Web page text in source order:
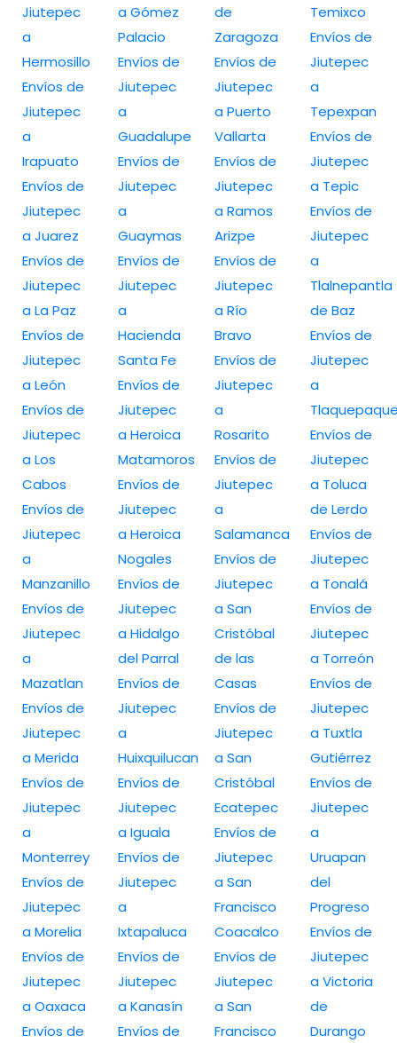
Jiutepec
a
Hermosillo
Envíos de
Jiutepec
a
Irapuato
Envíos de
Jiutepec
a Juarez
Envíos de
Jiutepec
a La Paz
Envíos de
Jiutepec
a León
Envíos de
Jiutepec
a Los
Cabos
Envíos de
Jiutepec
a
Manzanillo
Envíos de
Jiutepec
a
Mazatlan
Envíos de
Jiutepec
a Merida
Envíos de
Jiutepec
a
Monterrey
Envíos de
Jiutepec
a Morelia
Envíos de
Jiutepec
a Oaxaca
Envíos de
a Gómez
Palacio
Envíos de
Jiutepec
a
Guadalupe
Envíos de
Jiutepec
a
Guaymas
Envíos de
Jiutepec
a
Hacienda
Santa Fe
Envíos de
Jiutepec
a Heroica
Matamoros
Envíos de
Jiutepec
a Heroica
Nogales
Envíos de
Jiutepec
a Hidalgo
del Parral
Envíos de
Jiutepec
a
Huixquilucan
Envíos de
Jiutepec
a Iguala
Envíos de
Jiutepec
a
Ixtapaluca
Envíos de
Jiutepec
a Kanasín
Envíos de
de
Zaragoza
Envíos de
Jiutepec
a Puerto
Vallarta
Envíos de
Jiutepec
a Ramos
Arizpe
Envíos de
Jiutepec
a Río
Bravo
Envíos de
Jiutepec
a
Rosarito
Envíos de
Jiutepec
a
Salamanca
Envíos de
Jiutepec
a San
Cristóbal
de las
Casas
Envíos de
Jiutepec
a San
Cristóbal
Ecatepec
Envíos de
Jiutepec
a San
Francisco
Coacalco
Envíos de
Jiutepec
a San
Francisco
Temixco
Envíos de
Jiutepec
a
Tepexpan
Envíos de
Jiutepec
a Tepic
Envíos de
Jiutepec
a
Tlalnepantla
de Baz
Envíos de
Jiutepec
a
Envíos de
Jiutepec
a Toluca
de Lerdo
Envíos de
Jiutepec
a Tonalá
Envíos de
Jiutepec
a Torreón
Envíos de
Jiutepec
a Tuxtla
Gutiérrez
Envíos de
Jiutepec
a
Uruapan
del
Progreso
Envíos de
Jiutepec
a Victoria
de
Durango